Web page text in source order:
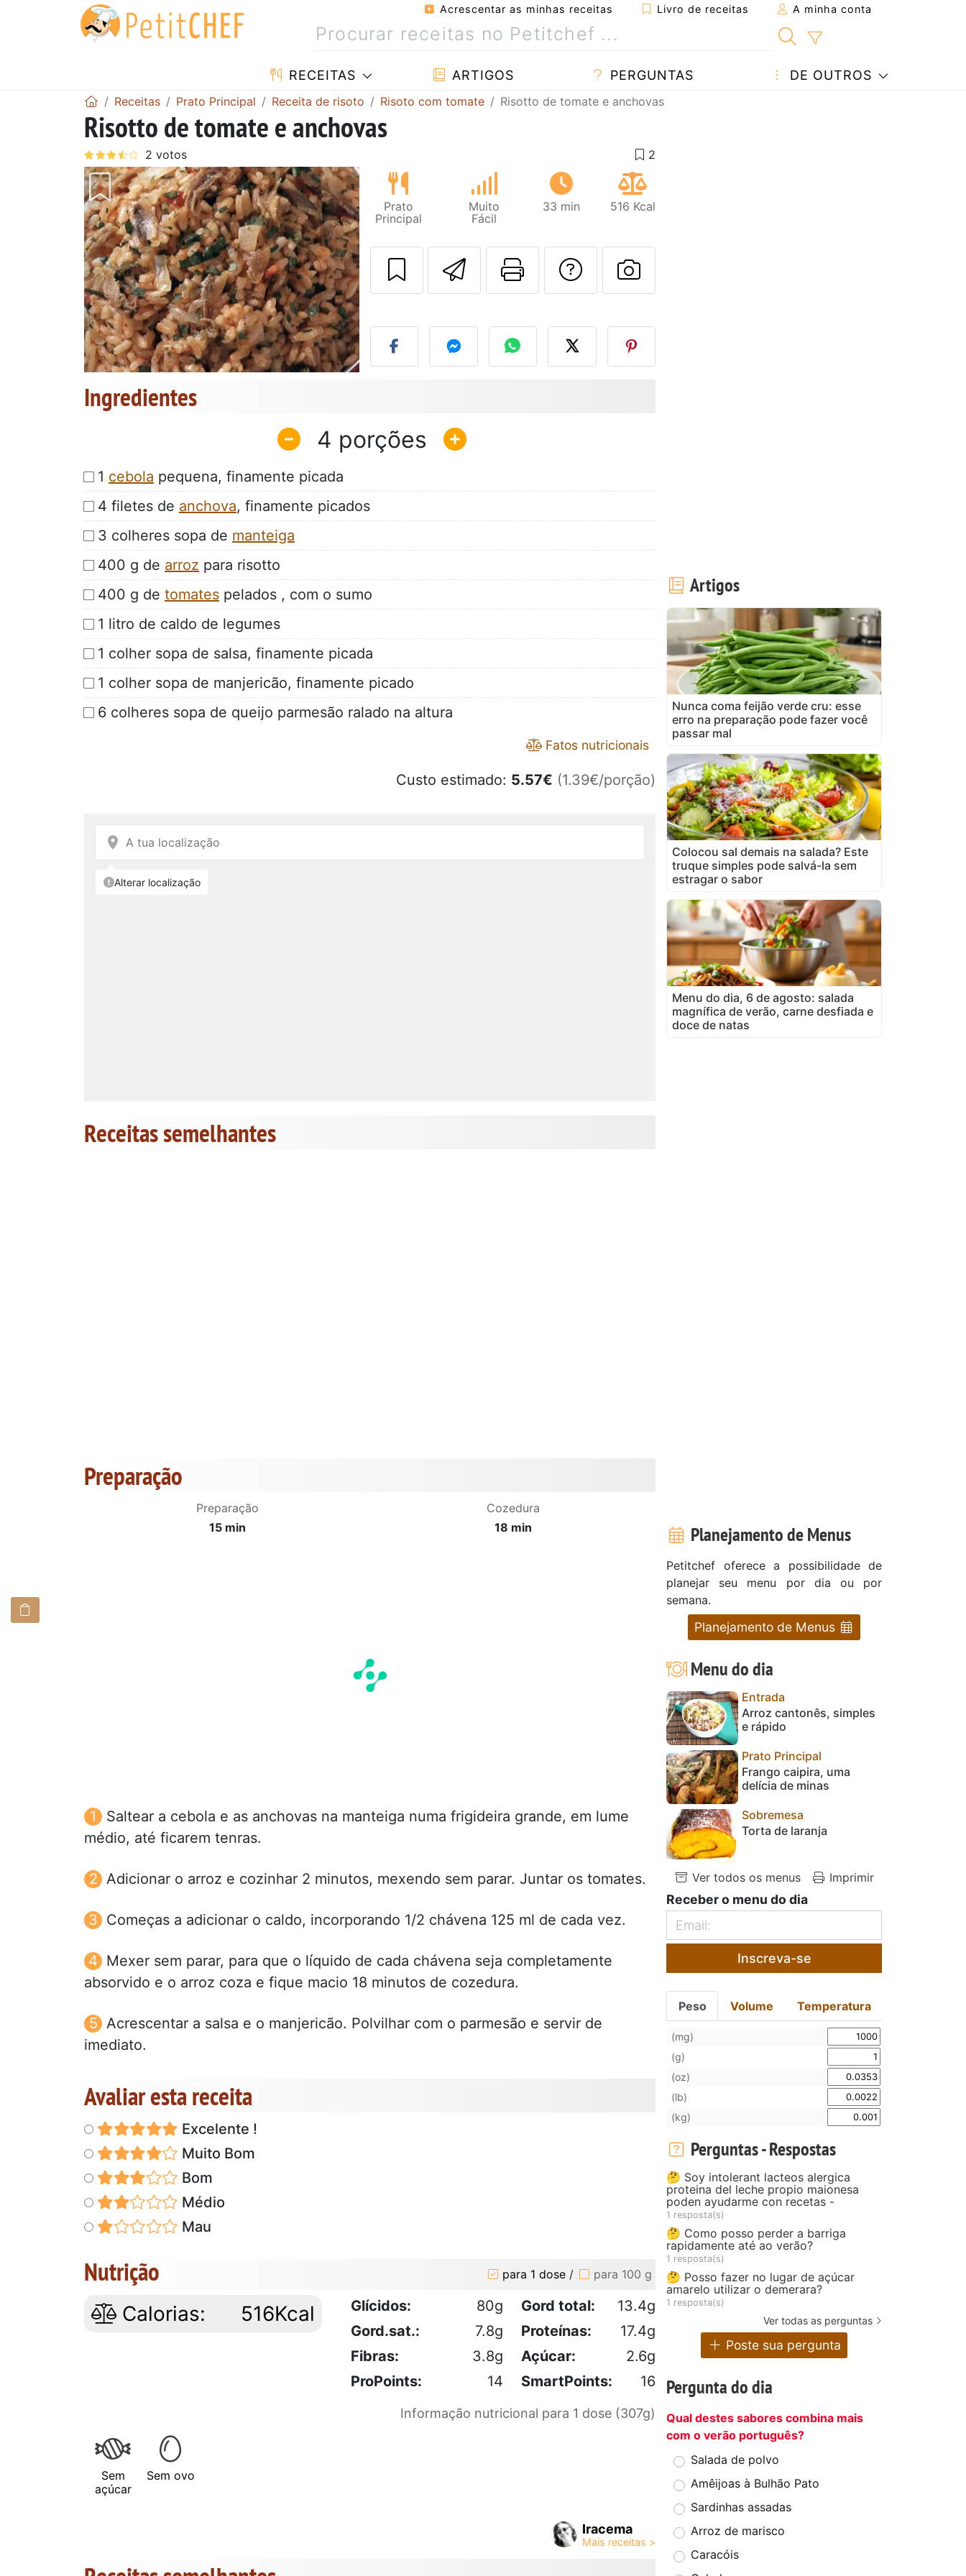
Acrescentar as minhas receitas Livro de receitas A minha conta
RECEITAS ARTIGOS PERGUNTAS DE OUTROS
Receitas Prato Principal Receita de risoto Risoto com tomate Risotto de tomate e anchovas
Risotto de tomate e anchovas
Prato
Principal
Muito
Fácil
33 min 516 Kcal
Enviar esta receita a um amigo
Imprima esta página
Falar com o autor da receita
Fez esta receita? Compartilhe
Ingredientes
4
1 cebola pequena, finamente picada
4 filetes de anchova, finamente picados
3 colheres sopa de manteiga
400 g de arroz para risotto
400 g de tomates pelados , com o sumo
1 litro de caldo de legumes
1 colher sopa de salsa, finamente picada
1 colher sopa de manjericão, finamente picado
6 colheres sopa de queijo parmesão ralado na altura
Fatos nutricionais
Custo estimado: 5.57€ (1.39€/porção)
Receitas semelhantes
Preparação
Preparação
15 min
Cozedura
18 min
Saltear a cebola e as anchovas na manteiga numa frigideira grande, em lume
médio, até ficarem tenras.
Adicionar o arroz e cozinhar 2 minutos, mexendo sem parar. Juntar os tomates.
Começas a adicionar o caldo, incorporando 1/2 chávena 125 ml de cada vez.
Mexer sem parar, para que o líquido de cada chávena seja completamente
absorvido e o arroz coza e fique macio 18 minutos de cozedura.
Acrescentar a salsa e o manjericão. Polvilhar com o parmesão e servir de
imediato.
Avaliar esta receita
Excelente !
Muito Bom
Bom
Médio
Mau
Nutrição para 1 dose / para 100 g
Calorias: 516Kcal Glícidos: 80g Gord total:
13.4g
Gord.sat.:
7.8g Proteínas:
17.4g
Fibras:
3.8g Açúcar:
2.6g
ProPoints:
14 SmartPoints: 16
Informação nutricional para 1 dose (307g)
Sem
açúcar
Sem ovo
Iracema
Artigos
Nunca coma feijão verde cru: esse
erro na preparação pode fazer você
passar mal
Colocou sal demais na salada? Este
truque simples pode salvá-la sem
estragar o sabor
Menu do dia, 6 de agosto: salada
magnífica de verão, carne desfiada e
doce de natas
Planejamento de Menus
Petitchef oferece a possibilidade de
planejar seu menu por dia ou por
semana.
Planejamento de Menus
Menu do dia
Entrada
Arroz cantonês, simples
e rápido
Prato Principal
Frango caipira, uma
delícia de minas
Sobremesa
Torta de laranja
Ver todos os menus Imprimir
Receber o menu do dia
Inscreva-se
Peso Volume Temperatura
(mg)
(g)
(oz)
(lb)
(kg)
Perguntas - Respostas
🤔 Soy intolerant lacteos alergica
proteina del leche propio maionesa
poden ayudarme con recetas -
1 resposta(s)
🤔 Como posso perder a barriga
rapidamente até ao verão?
1 resposta(s)
🤔 Posso fazer no lugar de açúcar
amarelo utilizar o demerara?
1 resposta(s)
Ver todas as perguntas
Poste sua pergunta
Pergunta do dia
Qual destes sabores combina mais
com o verão português?
Salada de polvo
Amêijoas à Bulhão Pato
Sardinhas assadas
Arroz de marisco
Caracóis